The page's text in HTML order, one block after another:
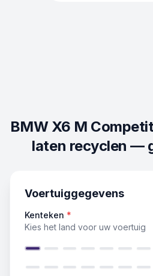
BMW X6 M
laten recyclen —
Voertuiggegevens
Kenteken *
Kies het land voor uw voertuig